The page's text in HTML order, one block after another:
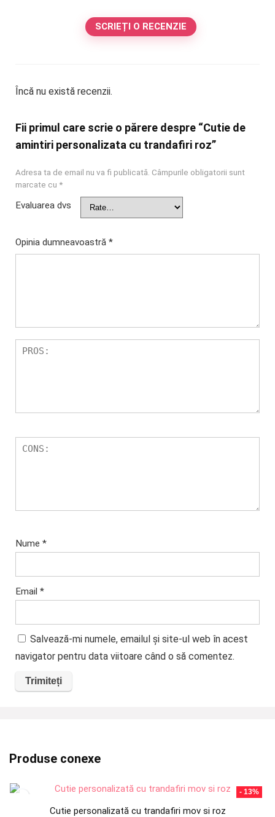
SCRIEȚI O RECENZIE
Încă nu există recenzii.
Fii primul care scrie o părere despre “Cutie de
amintiri personalizata cu trandafiri roz”
Adresa ta de email nu va fi publicată. Câmpurile obligatorii sunt
marcate cu *
Evaluarea dvs
Opinia dumneavoastră *
Nume *
Email *
Salvează-mi numele, emailul și site-ul web în acest
navigator pentru data viitoare când o să comentez.
Produse conexe
- 13%
Cutie personalizată cu trandafiri mov si roz